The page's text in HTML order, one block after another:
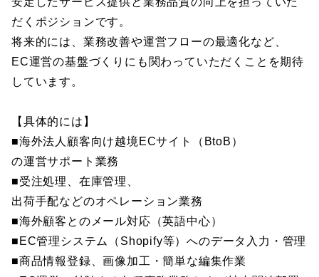
だくポジションです。
将来的には、業務改善や運営フローの最適化など、
EC運営の基盤づくりにも関わっていただくことを期待
しています。
【具体的には】
■海外法人顧客向け越境ECサイト（BtoB）
の運営サポート業務
■受注処理、在庫管理、
出荷手配などのオペレーション業務
■海外顧客とのメール対応（英語中心）
■EC管理システム（Shopify等）へのデータ入力・管理
■商品情報登録、画像加工・簡単な編集作業